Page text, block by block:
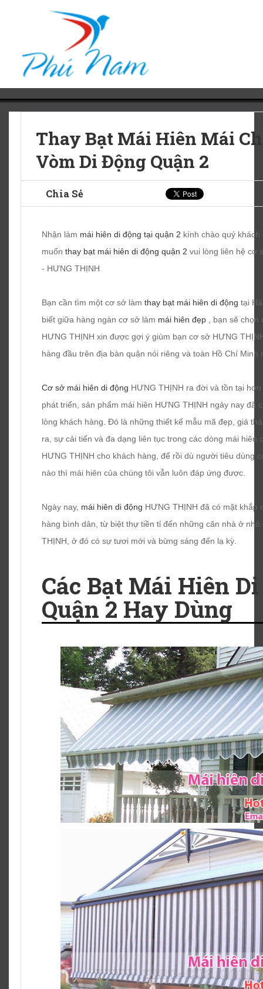
Thay Bạt Mái Hiên Mái
Vòm Di Động Quận 2
Chia Sẻ
Nhận làm mái hiên di động tại quận 2 kính chào quý
muốn thay bạt mái hiên di động quận 2 vui lòng liên hệ cơ
- HƯNG THỊNH
Bạn cần tìm một cơ sở làm thay bạt mái hiên di động tại
biết giữa hàng ngàn cơ sở làm mái hiên đẹp , bạn sẽ
HƯNG THỊNH xin được gợi ý giùm bạn cơ sở HƯNG
hàng đầu trên địa bàn quận nói riêng và toàn Hồ Chí Minh
Cơ sở mái hiên di động HƯNG THỊNH ra đời và tồn tại
phát triển, sản phẩm mái hiên HƯNG THỊNH ngày nay đã
lòng khách hàng. Đó là những thiết kế mẫu mã đẹp, giá
ra, sự cải tiến và đa dạng liên tục trong các dòng mái hiên
HƯNG THỊNH cho khách hàng, để rồi dù người tiêu dùng
nào thì mái hiên của chúng tôi vẫn luôn đáp ứng được.
Ngày nay, mái hiên di động HƯNG THỊNH đã có mặt khắp
hàng bình dân, từ biệt thự tiền tỉ đến những căn nhà ở
THỊNH, ở đó có sự tươi mới và bừng sáng đến lạ kỳ.
Các Bạt Mái Hiên
Quận 2 Hay Dùng